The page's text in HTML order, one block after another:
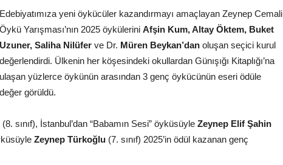
Edebiyatımıza yeni öykücüler kazandırmayı amaçlayan Zeynep Cemali
Öykü Yarışması’nın 2025 öykülerini Afşin Kum, Altay Öktem, Buket
Uzuner, Saliha Nilüfer ve Dr. Müren Beykan’dan oluşan seçici kurul
değerlendirdi. Ülkenin her köşesindeki okullardan Günışığı Kitaplığı’na
ulaşan yüzlerce öykünün arasından 3 genç öykücünün eseri ödüle
değer görüldü.
(8. sınıf), İstanbul’dan “Babamın Sesi” öyküsüyle Zeynep Elif Şahin
Zeynep Türkoğlu (7. sınıf) 2025’in ödül kazanan genç